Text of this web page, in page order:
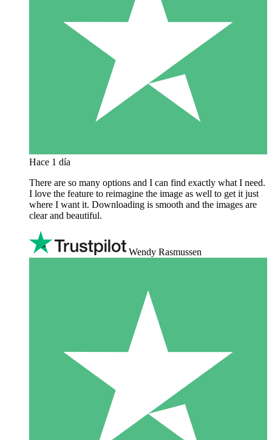
Hace 1 día
There are so many options and I can find exactly what I need.
I love the feature to reimagine the image as well to get it just
where I want it. Downloading is smooth and the images are
clear and beautiful.
Wendy Rasmussen